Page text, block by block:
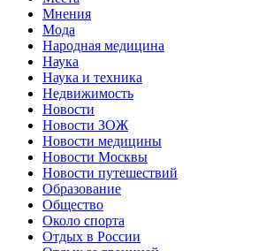
Мнения
Мода
Народная медицина
Наука
Наука и техника
Недвижимость
Новости
Новости ЗОЖ
Новости медицины
Новости Москвы
Новости путешествий
Образование
Общество
Около спорта
Отдых в России